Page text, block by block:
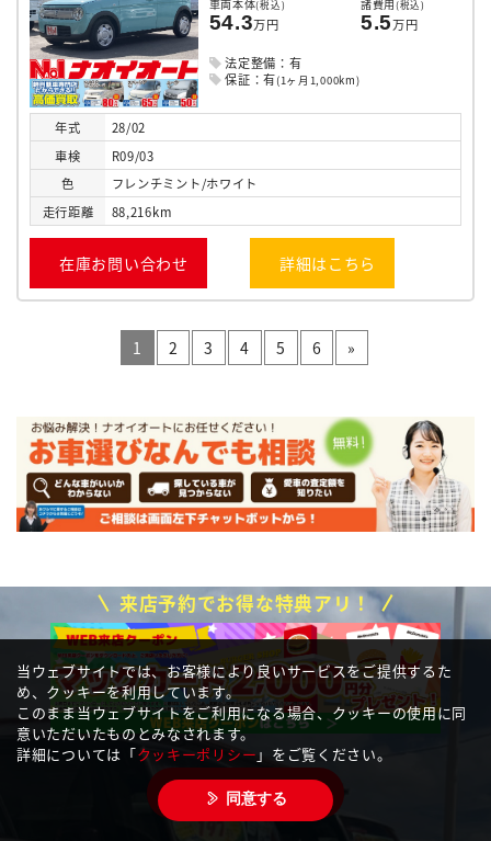
車両本体(税込)
54.3万円
諸費用(税込)
5.5万円
法定整備：有
保証：有(1ヶ月1,000km)
年式
28/02
車検
R09/03
色
フレンチミント/ホワイト
走行距離 88,216km
在庫お問い合わせ 詳細はこちら
1 2 3 4 5 6 »
来店予約でお得な特典アリ！
来店予約をする
当ウェブサイトでは、お客様により良いサービスをご提供するた
め、クッキーを利用しています。
このまま当ウェブサイトをご利用になる場合、クッキーの使用に同
意いただいたものとみなされます。
詳細については「クッキーポリシー 」をご覧ください。
同意する